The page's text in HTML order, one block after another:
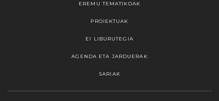
EREMU TEMATIKOAK
PROIEKTUAK
EI LIBURUTEGIA
AGENDA ETA JARDUERAK
SARIAK